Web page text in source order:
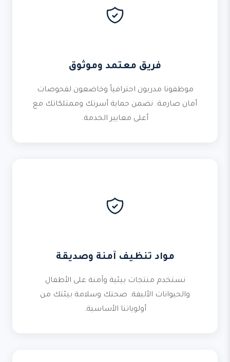
فريق معتمد وموثوق
موظفونا مدربون احترافياً وخاضعون لفحوصات
أمان صارمة. نضمن حماية أسرتك وممتلكاتك مع
أعلى معايير الخدمة.
مواد تنظيف آمنة وصديقة
نستخدم منتجات بيئية وآمنة على الأطفال
والحيوانات الأليفة. صحتك وسلامة بيئتك من
أولوياتنا الأساسية.